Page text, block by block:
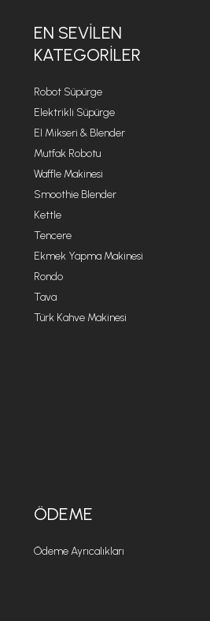
EN SEVILEN
KATEGORILER
Robot Süpürge
Elektrikli Süpürge
El Mikseri & Blender
Mutfak Robotu
Waffle Makinesi
Smoothie Blender
Kettle
Tencere
Ekmek Yapma Makinesi
Rondo
Tava
Türk Kahve Makinesi
ÖDEME
Ödeme Ayrıcalıkları